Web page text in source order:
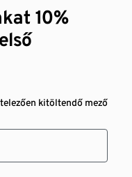
10%
kitöltendő mező